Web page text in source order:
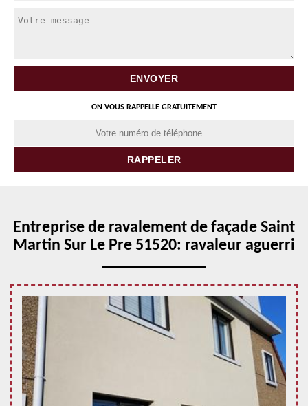
ON VOUS RAPPELLE GRATUITEMENT
Entreprise de ravalement de façade Saint
Martin Sur Le Pre 51520: ravaleur aguerri